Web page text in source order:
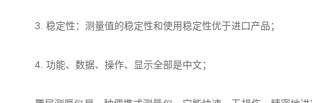
3. 稳定性：测量值的稳定性和使用稳定性优于进口产品；
4. 功能、数据、操作、显示全部是中文；